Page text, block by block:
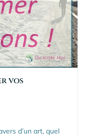
vos
d’un art, quel